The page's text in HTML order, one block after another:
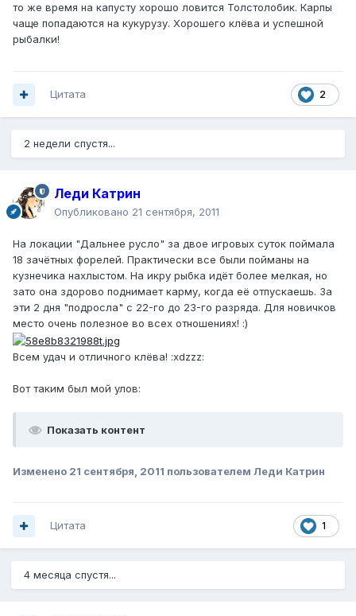
то же время на капусту хорошо ловится Толстолобик. Карпы
чаще попадаются на кукурузу. Хорошего клёва и успешной
рыбалки!
2
Цитата
2 недели спустя...
Леди Катрин
Опубликовано 21 сентября, 2011
На локации "Дальнее русло" за двое игровых суток поймала
18 зачётных форелей. Практически все были пойманы на
кузнечика нахлыстом. На икру рыбка идёт более мелкая, но
зато она здорово поднимает карму, когда её отпускаешь. За
эти 2 дня "подросла" с 22-го до 23-го разряда. Для новичков
место очень полезное во всех отношениях! :)
Всем удач и отличного клёва! :xdzzz:
Вот таким был мой улов:
Показать контент
Изменено 21 сентября, 2011 пользователем Леди Катрин
1
Цитата
4 месяца спустя...